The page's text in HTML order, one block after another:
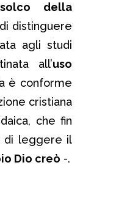
della
distinguere
agli studi
all’uso
è conforme
cristiana
che fin
di leggere il
Dio creò -.